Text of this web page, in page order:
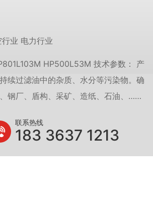
业 电力行业
HP500L53M 技术参数： 产
续过滤油中的杂质、水分等污染物。确
钢厂、盾构、采矿、造纸、石油、……
联系热线
183 3637 1213